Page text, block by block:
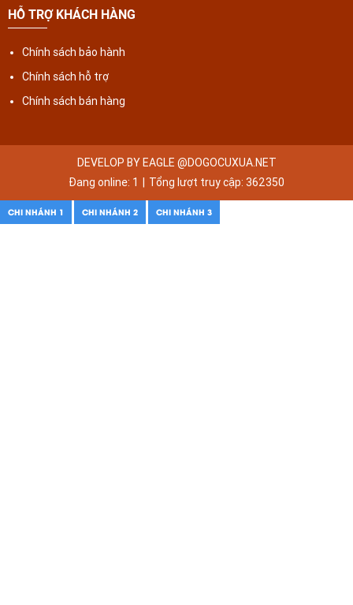
HỖ TRỢ KHÁCH HÀNG
Chính sách bảo hành
Chính sách hỗ trợ
Chính sách bán hàng
DEVELOP BY EAGLE @DOGOCUXUA.NET
Đang online: 1 Tổng lượt truy cập: 362350
CHI NHÁNH 1 CHI NHÁNH 2 CHI NHÁNH 3